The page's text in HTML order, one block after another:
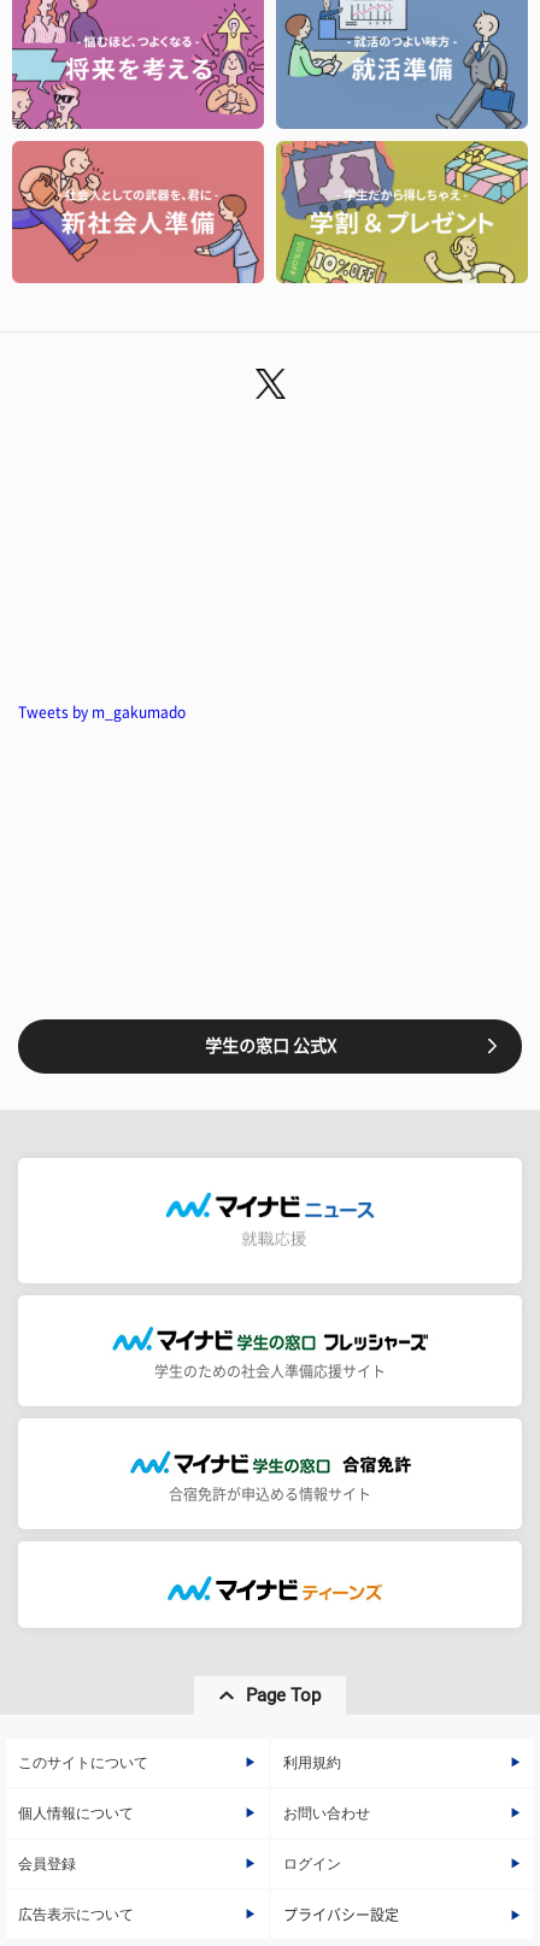
Tweets by m_gakumado
学生の窓口 公式X
学生のための社会人準備応援サイト
合宿免許が申込める情報サイト
Page Top
このサイトについて 利用規約
個人情報について お問い合わせ
会員登録 ログイン
広告表示について プライバシー設定